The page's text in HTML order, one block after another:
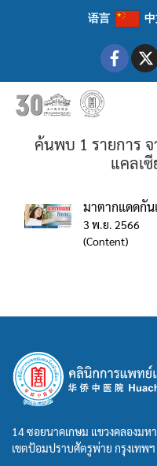
语言
ค้นพบ 1 รายการ
แคลเ
มาตากแดดกัน
3 พ.ย. 2566
(Content)
14 ซอยนาคเกษม แขวงคลองมห
เขตป้อมปราบศัตรูพ่าย กรุงเทพ